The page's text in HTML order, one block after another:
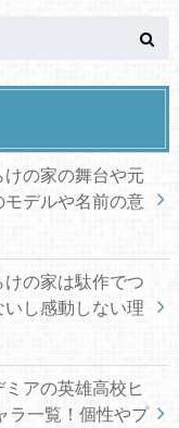
けの家の舞台や元
デルや名前の意
けの家は駄作でつ
し感動しない理
アの英雄高校ヒ
ラ一覧！個性やプ